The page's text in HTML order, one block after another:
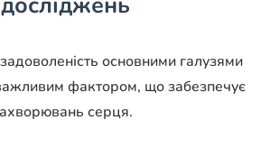
основними галузями
фактором, що забезпечує
серця.